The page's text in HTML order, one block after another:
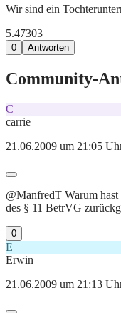
Wir sind ein
5.47303
0 Antworten
Community-
C
carrie
21.06.2009 um 21:05
@ManfredT Warum
des § 11 BetrVG
0
E
Erwin
21.06.2009 um 21:13